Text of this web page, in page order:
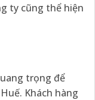
ty cũng thể hiện
trọng để
Khách hàng